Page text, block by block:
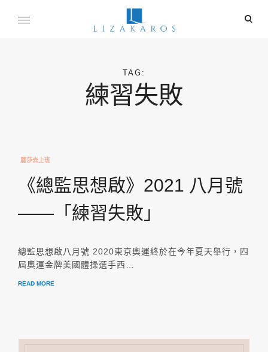
open
TAG:
練習失敗
麗莎去上班
《總監思想啟》2021 八月號
——「練習失敗」
總監思想啟八月號 2020東京奧運終於在今年夏天舉行，四
屆奧運金牌美國體操選手西…
READ MORE